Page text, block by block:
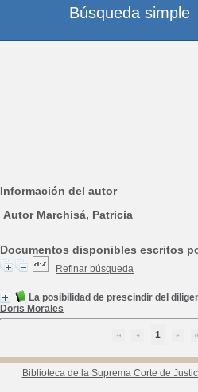
Información del autor
Autor Marchisá, Patricia
Documentos disponibles escritos
Refinar búsqueda
La posibilidad de prescindir del
Doris Morales
1
Biblioteca de la Suprema Corte de
Búsqueda simple